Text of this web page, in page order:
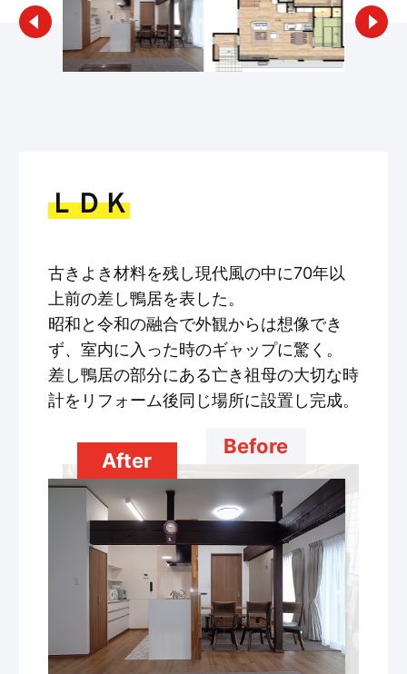
ＬＤＫ
古きよき材料を残し現代風の中に70年以
上前の差し鴨居を表した。
昭和と令和の融合で外観からは想像でき
ず、室内に入った時のギャップに驚く。
差し鴨居の部分にある亡き祖母の大切な時
計をリフォーム後同じ場所に設置し完成。
Before
After